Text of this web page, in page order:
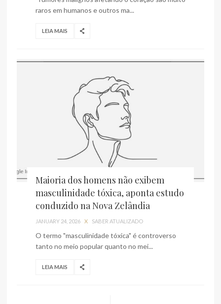
raros em humanos e outros ma...
LEIA MAIS
Maioria dos homens não exibem
masculinidade tóxica, aponta estudo
conduzido na Nova Zelândia
JANUARY 24, 2026 X SABER ATUALIZADO
O termo "masculinidade tóxica" é controverso
tanto no meio popular quanto no mei...
LEIA MAIS